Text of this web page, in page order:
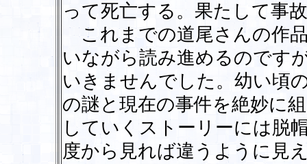
って死亡する。果たして事
これまでの道尾さんの作
いながら読み進めるのです
いきませんでした。幼い頃
の謎と現在の事件を絶妙に
していくストーリーには脱
度から見れば違うように見